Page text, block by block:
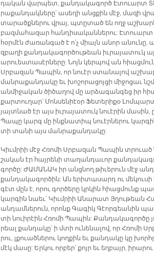
դա­կան վար­պետ, քան­դա­կա­գործ Է­տուարտ
րա­քան­դակ­նե­րը՝ ա­սե­ղի անց­քին մէջ, մա­զի
տա­րածք­նե­րու վրայ, պտը­տած են ողջ
բազ­մա­հա­զար հան­դի­սա­կան­նե­րու:
հօր­մէն ժա­ռան­գած է ո՛չ միայն ա­նոր ա­նու­նը,
զբա­ղի քան­դա­կա­գոր­ծու­թեան իւ­րա­յա­տուկ
ա­րուես­տա­սէր­նե­րը: Նոյն կեր­պով ան
Սրբա­զան Պա­պին, որ նուէր ստա­նա­լով
ման­րա­քան­դա­կը եւ խո­շո­րա­ցոյ­ցի մի­ջո­ցաւ
ան­մի­ջա­կան ծի­ծա­ղով մը ար­ձա­գան­գեց իր
քար­տու­ղար՝ Մոն­սե­նիէօր Ֆե­տե­րի­քօ
յայտ­նած էր այս իւ­րա­յա­տուկ նուէ­րին մա­սին,
Պա­պը կարգ մը ինք­նա­տիպ նուէր­նե­րու
տի տա­նի այս ման­րա­քան­դա­կը:
Կիւմ­րիի մէջ Հռո­մի Սրբա­զան Պա­պին
շա­կան էր հայ­րե­նի տա­ղան­դա­ւոր
գոր­ծը: ԺԱ­ՄԱ­ՆԱԿ իր անց­նող թի­ւե­րուն մէջ
քան­դա­կա­գոր­ծին: Ան ե­րի­տա­սարդ ու
գէտ մըն է, ո­րու գոր­ծե­րը կրկին հիաց­մունք
կար­գին նաեւ՝ Կիւմ­րիի Ա­նա­րատ Յղու­թեան
ան­դամ­նե­րուն, ո­րոնք Գա­գիկ Գէոր­գեա­նին
տի նուի­րէին Հռո­մի Պա­պին: Քան­դա­կա­գոր­ծը
րեալ քան­դա­կը՝ ի մտի ու­նե­նա­լով, որ Հռո­մի
րու, լքուած­նե­րու կող­քին եւ քան­դա­կը կը
մէկ մա­սը: Եր­կու որ­բեր՝ քոյր եւ եղ­բայր,